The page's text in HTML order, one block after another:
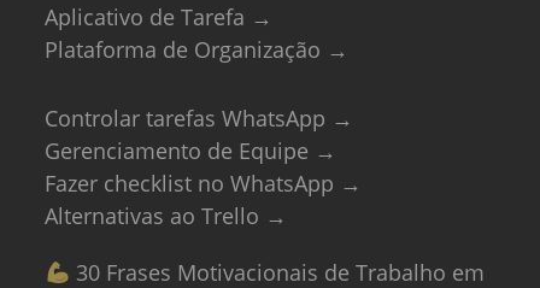
Aplicativo de Tarefa →
Plataforma de Organização →
Controlar tarefas WhatsApp →
Gerenciamento de Equipe →
Fazer checklist no WhatsApp →
Alternativas ao Trello →
30 Frases Motivacionais de Trabalho em